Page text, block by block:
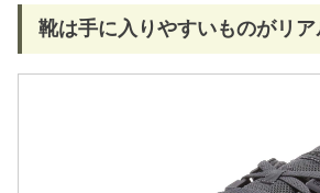
靴は手に入りやすいものがリ